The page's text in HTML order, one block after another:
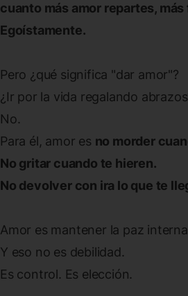
cuanto más amor repartes,
Egoístamente.
Pero ¿qué significa "dar amor"?
¿Ir por la vida regalando
No.
Para él, amor es no morder
No gritar cuando te hieren.
No devolver con ira lo que te
Amor es mantener la paz interna
Y eso no es debilidad.
Es control. Es elección.